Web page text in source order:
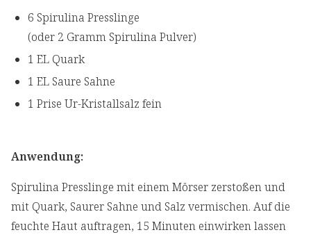
6 Spirulina Presslinge
(oder 2 Gramm Spirulina Pulver)
1 EL Quark
1 EL Saure Sahne
1 Prise Ur-Kristallsalz fein
Anwendung:
Spirulina Presslinge mit einem Mörser zerstoßen und
mit Quark, Saurer Sahne und Salz vermischen. Auf die
feuchte Haut auftragen, 15 Minuten einwirken lassen